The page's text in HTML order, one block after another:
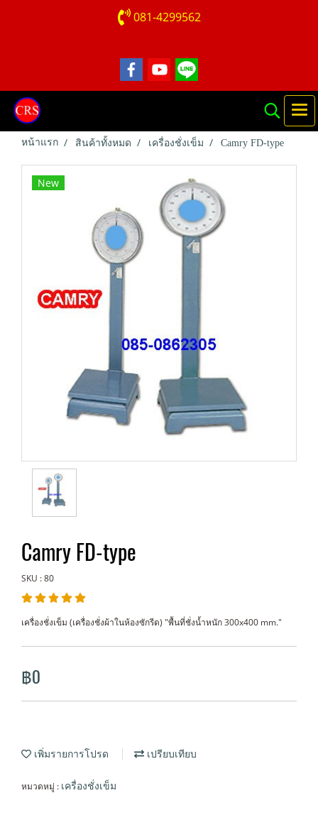
081-4299562
หน้าแรก สินค้าทั้งหมด เครื่องชั่งเข็ม Camry FD-type
New
Camry FD-type
SKU : 80
เครื่องชั่งเข็ม (เครื่องชั่งผ้าในห้องซักรีด) "พื้นที่ชั่งน้ำหนัก 300x400 mm."
฿0
เพิ่มรายการโปรด เปรียบเทียบ
หมวดหมู่ : เครื่องชั่งเข็ม